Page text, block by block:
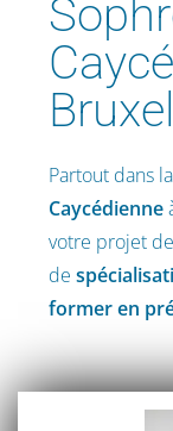
Partout dans
Caycédienne
votre projet de
de
former en